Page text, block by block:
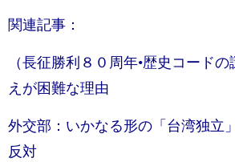
関連記事：
（長征勝利８０周年•歴史コード
えが困難な理由
外交部：いかなる形の「台湾独立
反対